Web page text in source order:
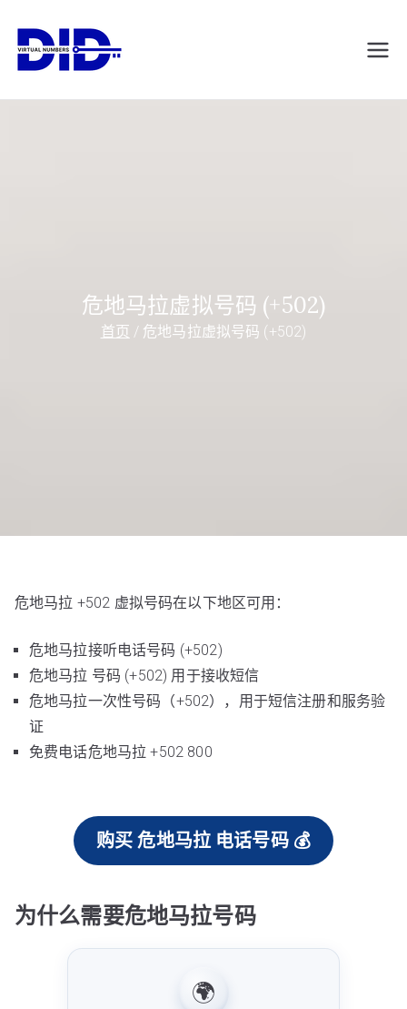
DIDVirtualNumb
危地马拉虚拟号码 (+502)
首页 危地马拉虚拟号码 (+502)
危地马拉 +502 虚拟号码在以下地区可用：
危地马拉接听电话号码 (+502)
危地马拉 号码 (+502) 用于接收短信
危地马拉一次性号码（+502），用于短信注册和服务验
证
免费电话危地马拉 +502 800
购买 危地马拉 电话号码 💰
为什么需要危地马拉号码
🌍